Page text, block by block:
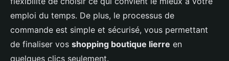
emploi du temps. De plus, le processus de
commande est simple et sécurisé, vous permettant
de finaliser vos shopping boutique lierre en
quelques clics seulement.